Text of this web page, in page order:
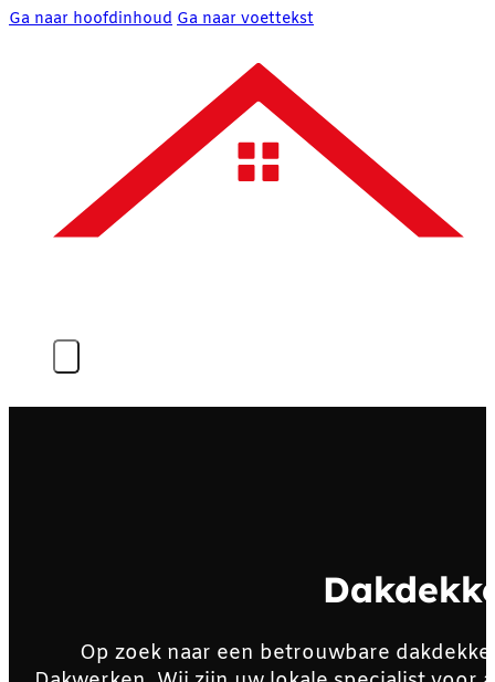
Ga naar hoofdinhoud Ga naar voettekst
Op zoek naar een betrouwbare